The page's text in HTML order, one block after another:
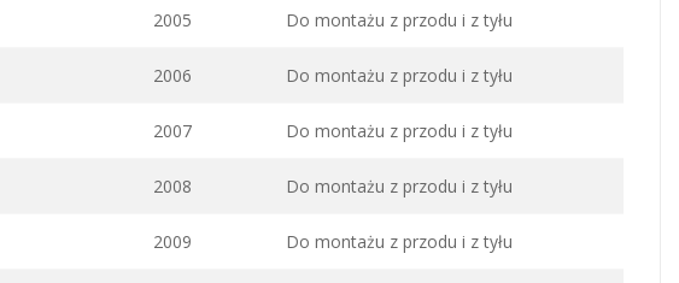
2005 Do montażu z przodu i z tyłu
2006 Do montażu z przodu i z tyłu
2007 Do montażu z przodu i z tyłu
2008 Do montażu z przodu i z tyłu
2009 Do montażu z przodu i z tyłu